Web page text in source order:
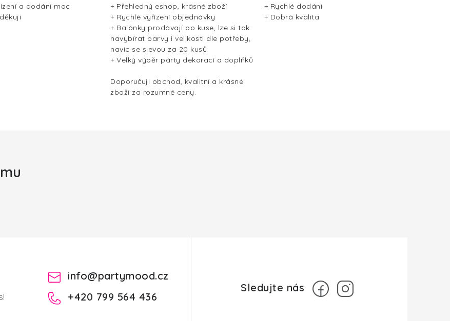
a dodání moc
+ Přehledný eshop, krásné zboží
+ Rychlé vyřízení objednávky
+ Balónky prodávají po kuse, lze si tak
navybírat barvy i velikosti dle potřeby,
navíc se slevou za 20 kusů
+ Velký výběr párty dekorací a doplňků
Doporučuji obchod, kvalitní a krásné
zboží za rozumné ceny.
+ Rychlé dodání
+ Dobrá kvalita
info@partymood.cz
+420 799 564 436